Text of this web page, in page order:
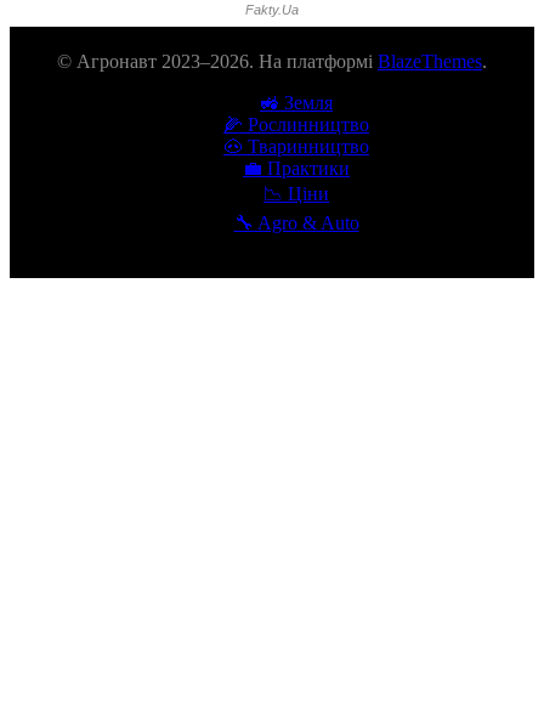
© Агронавт 2023–2026. На платформі BlazeThemes.
🚜 Земля
🌽 Рослинництво
🐽 Тваринництво
💼 Практики
📉 Ціни
🔧 Agro & Auto